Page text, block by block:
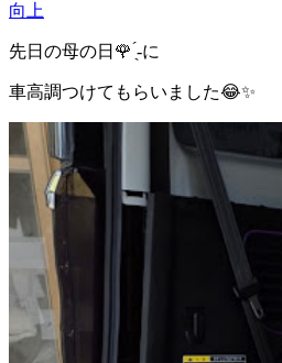
向上
先日の母の日🌹 ̖́-に
車高調つけてもらいました😂✨